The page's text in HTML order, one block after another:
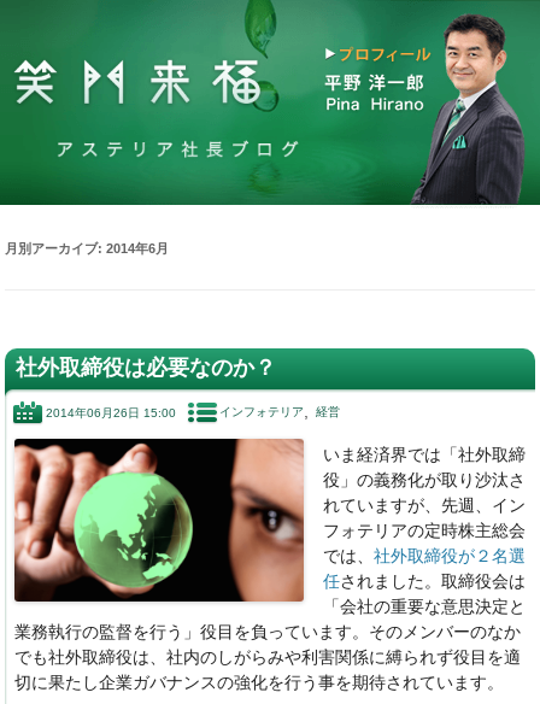
月別アーカイブ:2014年6月
社外取締役は必要なのか？
2014年06月26日 15:00 インフォテリア 経営
いま経済界では「社外取締
役」の義務化が取り沙汰さ
れていますが、先週、イン
フォテリアの定時株主総会
では、社外取締役が２名選
任されました。取締役会は
「会社の重要な意思決定と
業務執行の監督を行う」役目を負っています。そのメンバーのなか
でも社外取締役は、社内のしがらみや利害関係に縛られず役目を適
切に果たし企業ガバナンスの強化を行う事を期待されています。